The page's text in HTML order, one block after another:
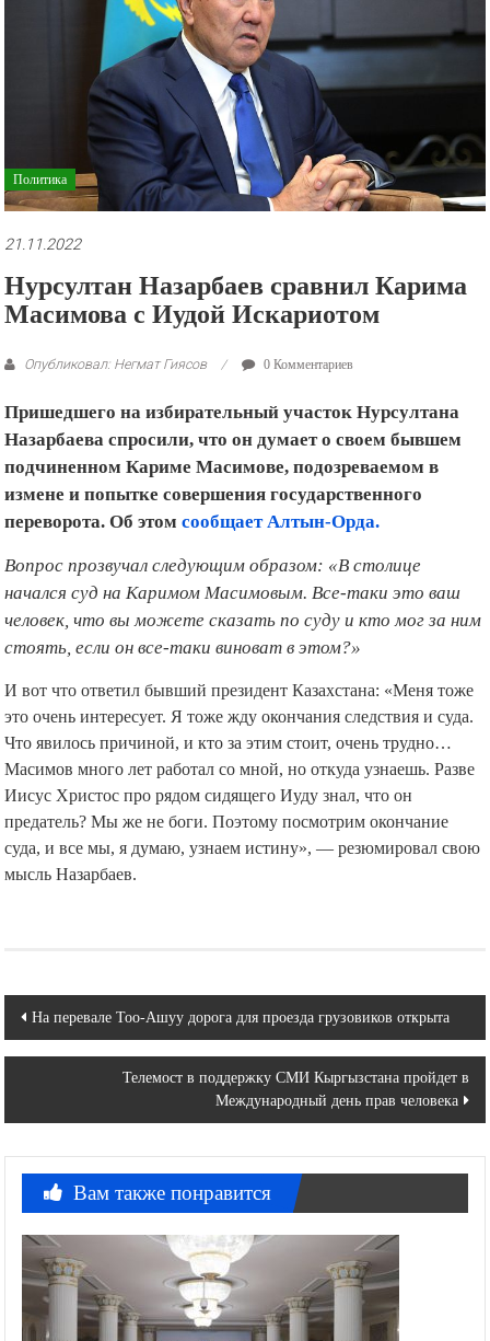
презентации.
Масимова с Иудой Искариотом
Назарбаева спросили, что он думает о своем бывшем
подчиненном Кариме Масимове, подозреваемом в
измене и попытке совершения государственного
переворота. Об этомсообщает Алтын-Орда.
начался суд на Каримом Масимовым. Все-таки это ваш
человек, что вы можете сказать по суду и кто мог за ним
стоять, если он все-таки виноват в этом?»
это очень интересует. Я тоже жду окончания следствия и суда.
Что явилось причиной, и кто за этим стоит, очень трудно…
Масимов много лет работал со мной, но откуда узнаешь. Разве
Иисус Христос про рядом сидящего Иуду знал, что он
предатель? Мы же не боги. Поэтому посмотрим окончание
суда, и все мы, я думаю, узнаем истину», — резюмировал свою
мысль Назарбаев.
Навигация
по
записям
На перевале Тоо-Ашуу дорога для проезда грузовиков открыта
Телемост в поддержку СМИ Кыргызстана пройдет в
Международный день прав человека
Вам также понравится